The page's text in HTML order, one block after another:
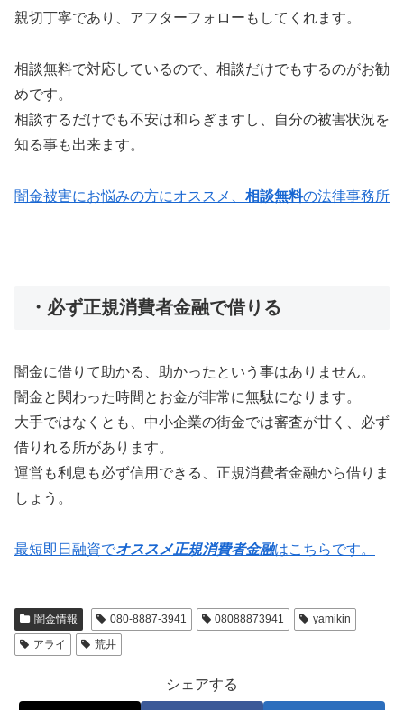
親切丁寧であり、アフターフォローもしてくれます。
相談無料で対応しているので、相談だけでもするのがお勧
めです。
相談するだけでも不安は和らぎますし、自分の被害状況を
知る事も出来ます。
闇金被害にお悩みの方にオススメ、 相談無料の法律事務所
・必ず正規消費者金融で借りる
闇金に借りて助かる、助かったという事はありません。
闇金と関わった時間とお金が非常に無駄になります。
大手ではなくとも、中小企業の街金では審査が甘く、必ず
借りれる所があります。
運営も利息も必ず信用できる、正規消費者金融から借りま
しょう。
最短即日融資でオススメ正規消費者金融はこちらです。
闇金情報 080-8887-3941 08088873941
yamikin
アライ
荒井
シェアする